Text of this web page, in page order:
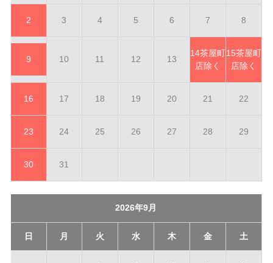
2 3 4 5 6 7 8
9 10 11 12 13
14茶屋町
店除く
15茶屋町
店除く
16 17 18 19 20 21 22
23 24 25 26 27 28 29
30 31
2026年9月
日 月 火 水 木 金 土